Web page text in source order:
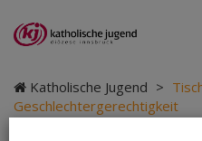
Katholische Jugend >
Geschlechtergerechtigkeit